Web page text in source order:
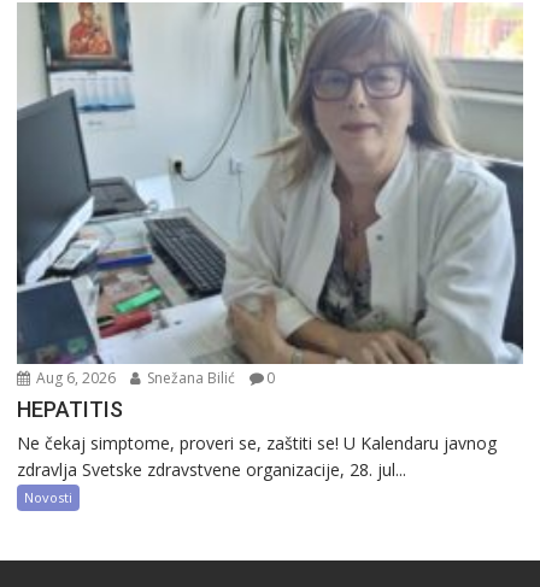
Aug 6, 2026 Snežana Bilić 0
HEPATITIS
Ne čekaj simptome, proveri se, zaštiti se! U Kalendaru javnog
zdravlja Svetske zdravstvene organizacije, 28. jul...
Novosti